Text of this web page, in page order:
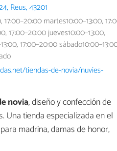
Reus, 43201
17:00–20:00 martes10:00–13:00,
17:00–20:00 jueves10:00–13:00,
17:00–20:00
tiendas-de-novia/nuvies-
novia, diseño y confección de
Una tienda especializada en el
madrina, damas de honor,